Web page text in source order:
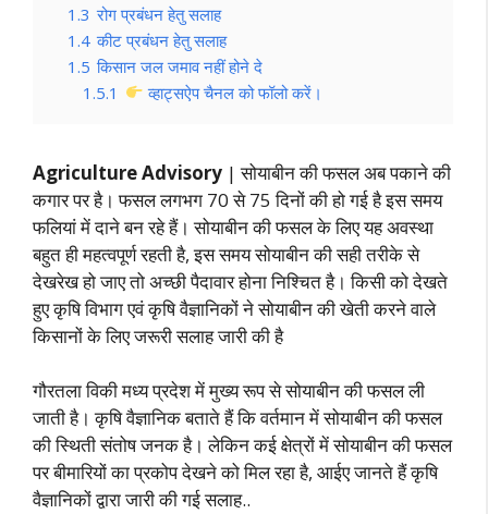
1.3 रोग प्रबंधन हेतु सलाह
1.4 कीट प्रबंधन हेतु सलाह
1.5 किसान जल जमाव नहीं होने दे
1.5.1
व्हाट्सऐप चैनल को फॉलो करें।
Agriculture Advisory | सोयाबीन की फसल अब पकाने की
कगार पर है। फसल लगभग 70 से 75 दिनों की हो गई है इस समय
फलियां में दाने बन रहे हैं। सोयाबीन की फसल के लिए यह अवस्था
बहुत ही महत्वपूर्ण रहती है, इस समय सोयाबीन की सही तरीके से
देखरेख हो जाए तो अच्छी पैदावार होना निश्चित है। किसी को देखते
हुए कृषि विभाग एवं कृषि वैज्ञानिकों ने सोयाबीन की खेती करने वाले
किसानों के लिए जरूरी सलाह जारी की है
गौरतला विकी मध्य प्रदेश में मुख्य रूप से सोयाबीन की फसल ली
जाती है। कृषि वैज्ञानिक बताते हैं कि वर्तमान में सोयाबीन की फसल
की स्थिती संतोष जनक है। लेकिन कई क्षेत्रों में सोयाबीन की फसल
पर बीमारियों का प्रकोप देखने को मिल रहा है, आईए जानते हैं कृषि
वैज्ञानिकों द्वारा जारी की गई सलाह..